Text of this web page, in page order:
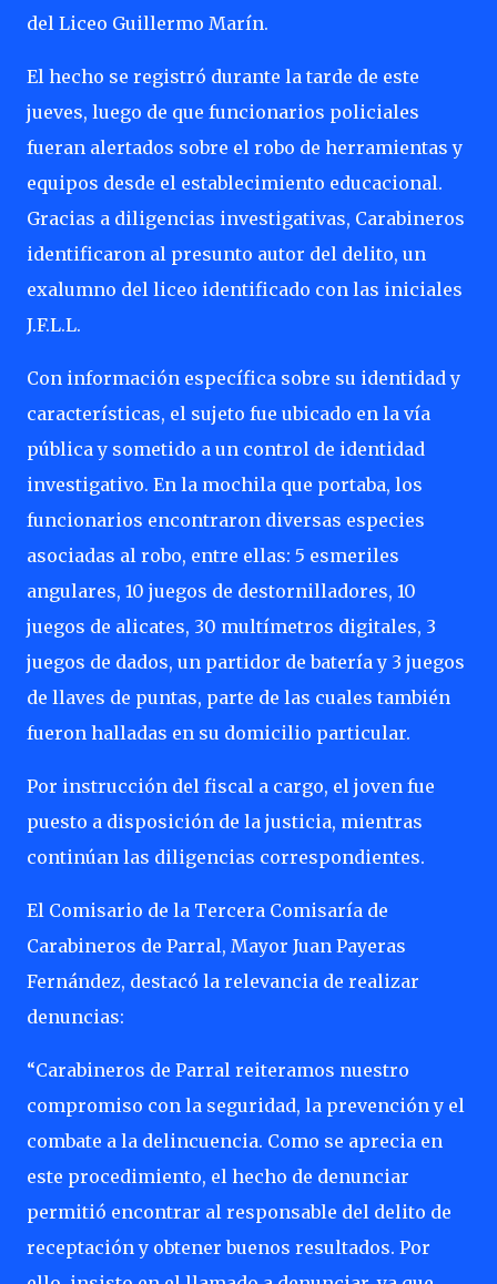
del Liceo Guillermo Marín.
El hecho se registró durante la tarde de este
jueves, luego de que funcionarios policiales
fueran alertados sobre el robo de herramientas y
equipos desde el establecimiento educacional.
Gracias a diligencias investigativas, Carabineros
identificaron al presunto autor del delito, un
exalumno del liceo identificado con las iniciales
J.F.L.L.
Con información específica sobre su identidad y
características, el sujeto fue ubicado en la vía
pública y sometido a un control de identidad
investigativo. En la mochila que portaba, los
funcionarios encontraron diversas especies
asociadas al robo, entre ellas: 5 esmeriles
angulares, 10 juegos de destornilladores, 10
juegos de alicates, 30 multímetros digitales, 3
juegos de dados, un partidor de batería y 3 juegos
de llaves de puntas, parte de las cuales también
fueron halladas en su domicilio particular.
Por instrucción del fiscal a cargo, el joven fue
puesto a disposición de la justicia, mientras
continúan las diligencias correspondientes.
El Comisario de la Tercera Comisaría de
Carabineros de Parral, Mayor Juan Payeras
Fernández, destacó la relevancia de realizar
denuncias:
“Carabineros de Parral reiteramos nuestro
compromiso con la seguridad, la prevención y el
combate a la delincuencia. Como se aprecia en
este procedimiento, el hecho de denunciar
permitió encontrar al responsable del delito de
receptación y obtener buenos resultados. Por